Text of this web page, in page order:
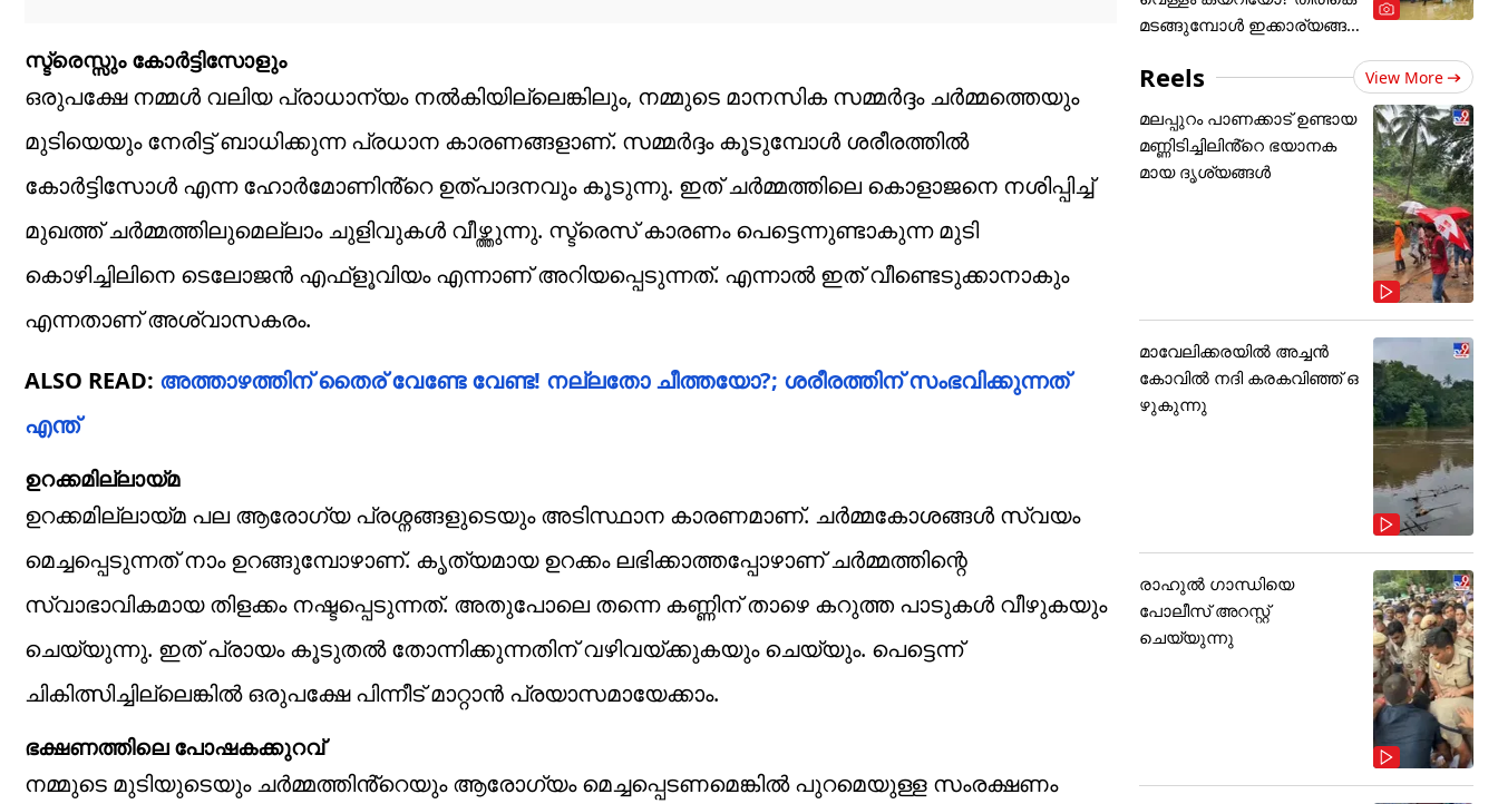
സ്ട്രെസ്സും കോർട്ടിസോളും
ഒരുപക്ഷേ നമ്മൾ വലിയ പ്രാധാന്യം നൽകിയില്ലെങ്കിലും, നമ്മുടെ മാനസിക സമ്മർദ്ദം ചർമ്മത്തെയും
മുടിയെയും നേരിട്ട് ബാധിക്കുന്ന പ്രധാന കാരണങ്ങളാണ്. സമ്മർദ്ദം കൂടുമ്പോൾ ശരീരത്തിൽ
കോർട്ടിസോൾ എന്ന ഹോർമോണിൻ്റെ ഉത്പാദനവും കൂടുന്നു. ഇത് ചർമ്മത്തിലെ കൊളാജനെ നശിപ്പിച്ച്
മുഖത്ത് ചർമ്മത്തിലുമെല്ലാം ചുളിവുകൾ വീഴ്ത്തുന്നു. സ്ട്രെസ് കാരണം പെട്ടെന്നുണ്ടാകുന്ന മുടി
കൊഴിച്ചിലിനെ ടെലോജൻ എഫ്‌ളൂവിയം എന്നാണ് അറിയപ്പെടുന്നത്. എന്നാൽ ഇത് വീണ്ടെടുക്കാനാകും
എന്നതാണ് അശ്വാസകരം.
ALSO READ: അത്താഴത്തിന് തൈര് വേണ്ടേ വേണ്ട! നല്ലതോ ചീത്തയോ?; ശരീരത്തിന് സംഭവിക്കുന്നത്
എന്ത്
ഉറക്കമില്ലായ്മ
ഉറക്കമില്ലായ്മ പല ആരോ​ഗ്യ പ്രശ്നങ്ങളുടെയും അടിസ്ഥാന കാരണമാണ്. ചർമ്മകോശങ്ങൾ സ്വയം
മെച്ചപ്പെടുന്നത് നാം ഉറങ്ങുമ്പോഴാണ്. കൃത്യമായ ഉറക്കം ലഭിക്കാത്തപ്പോഴാണ് ചർമ്മത്തിന്റെ
സ്വാഭാവികമായ തിളക്കം നഷ്ടപ്പെടുന്നത്. അതുപോലെ തന്നെ കണ്ണിന് താഴെ കറുത്ത പാടുകൾ വീഴുകയും
ചെയ്യുന്നു. ഇത് പ്രായം കൂടുതൽ തോന്നിക്കുന്നതിന് വഴിവയ്ക്കുകയും ചെയ്യും. പെട്ടെന്ന്
ചികിത്സിച്ചില്ലെങ്കിൽ ഒരുപക്ഷേ പിന്നീട് മാറ്റാൻ പ്രയാസമായേക്കാം.
ഭക്ഷണത്തിലെ പോഷകക്കുറവ്
നമ്മുടെ മുടിയുടെയും ചർമ്മത്തിൻ്റെയും ആരോഗ്യം മെച്ചപ്പെടണമെങ്കിൽ പുറമെയുള്ള സംരക്ഷണം
മടങ്ങുമ്പോൾ ഇക്കാര്യങ്ങ
Reels View More
മലപ്പുറം പാണക്കാട് ഉണ്ടായ
മണ്ണിടിച്ചിലിൻ്റെ ഭയാനക
മായ ദൃശ്യങ്ങൾ
മാവേലിക്കരയിൽ അച്ചൻ
കോവിൽ നദി കരകവിഞ്ഞ് ഒ
ഴുകുന്നു
രാഹുൽ ഗാന്ധിയെ
പോലീസ് അറസ്റ്റ്
ചെയ്യുന്നു